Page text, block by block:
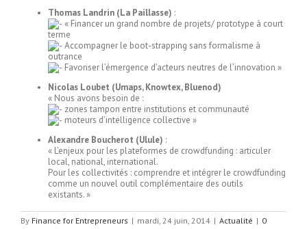
Thomas Landrin (La Paillasse) :
« Financer un grand nombre de projets/ prototype à court
terme
Accompagner le boot-strapping sans formalisme à
outrance
Favoriser l’émergence d’acteurs neutres de l’innovation »
Nicolas Loubet (Umaps, Knowtex, Bluenod)
« Nous avons besoin de :
zones tampon entre institutions et communauté
moteurs d’intelligence collective »
Alexandre Boucherot (Ulule) :
« L’enjeux pour les plateformes de crowdfunding : articuler
local, national, international.
Pour les collectivités : comprendre et intégrer le crowdfunding
comme un nouvel outil complémentaire des outils
existants. »
By Finance for Entrepreneurs | mardi, 24 juin, 2014 | Actualité | 0